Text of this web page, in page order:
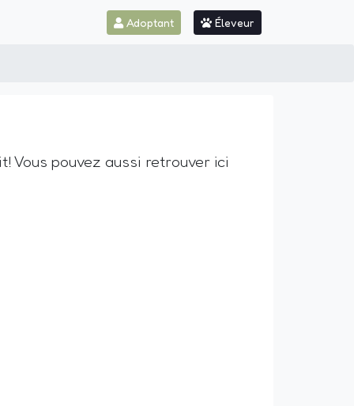
Adoptant Éleveur
Vous pouvez aussi retrouver ici